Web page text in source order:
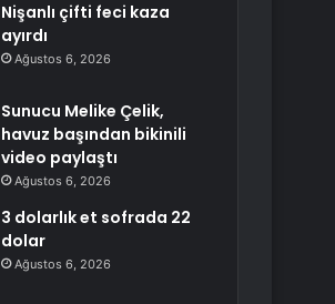
Nişanlı çifti feci kaza
ayırdı
Ağustos 6, 2026
Sunucu Melike Çelik,
havuz başından bikinili
video paylaştı
Ağustos 6, 2026
3 dolarlık et sofrada 22
dolar
Ağustos 6, 2026